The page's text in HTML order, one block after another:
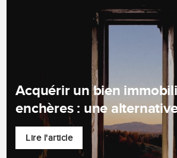
Acquérir un bien
enchères : une
Lire l'article